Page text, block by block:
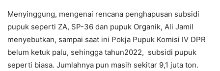
Menyinggung, mengenai rencana penghapusan subsidi
pupuk seperti ZA, SP-36 dan pupuk Organik, Ali Jamil
menyebutkan, sampai saat ini Pokja Pupuk Komisi IV DPR
belum ketuk palu, sehingga tahun2022, subsidi pupuk
seperti biasa. Jumlahnya pun masih sekitar 9,1 juta ton.